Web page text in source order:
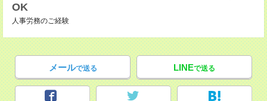
OK
人事労務のご経験
メールで送る LINEで送る